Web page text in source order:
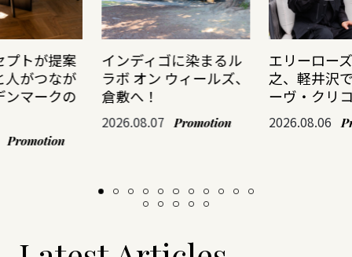
プトが提案
人がつなが
ンマークの
Promotion
インディゴに染まるル
ラボ オン ウィールズ、
倉敷へ！
2026.08.07 Promotion
エリーロー
之、軽井沢
ーヴ・クリ
2026.08.06